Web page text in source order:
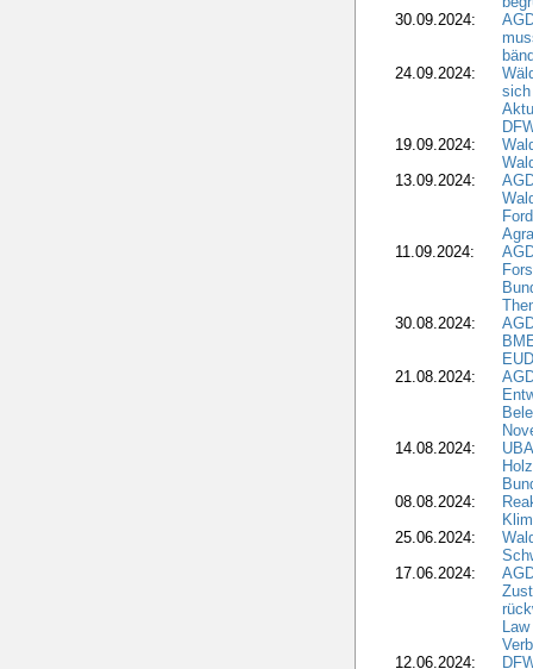
30.09.2024:
24.09.2024:
sich
19.09.2024:
13.09.2024:
11.09.2024:
30.08.2024:
21.08.2024:
14.08.2024:
08.08.2024:
25.06.2024:
17.06.2024:
12.06.2024: